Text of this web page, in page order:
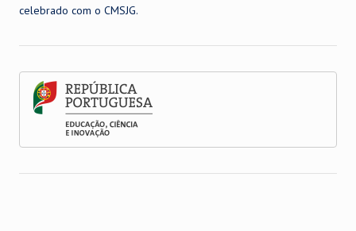
celebrado com o CMSJG.